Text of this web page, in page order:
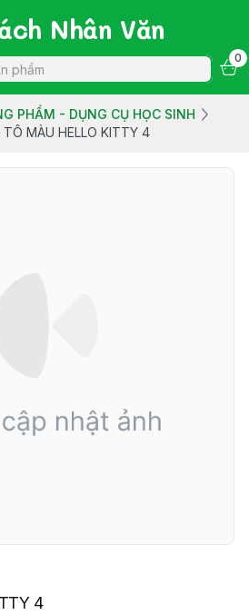
Nhân Văn
0
PHẨM - DỤNG CỤ HỌC SINH
TÔ MÀU HELLO KITTY 4
4